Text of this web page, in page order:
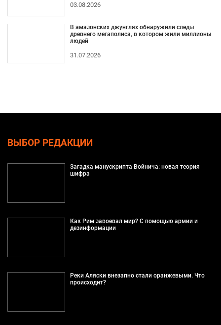
03.08.2026
В амазонских джунглях обнаружили следы
древнего мегаполиса, в котором жили миллионы
людей
31.07.2026
ВЫБОР РЕДАКЦИИ
Загадка манускрипта Войнича: новая теория
шифра
Как Рим завоевал мир? С помощью армии и
дезинформации
Реки Аляски внезапно стали оранжевыми. Что
происходит?